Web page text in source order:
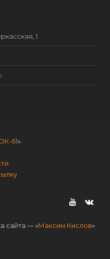
1
61».
сайта — «Максим Кислов»